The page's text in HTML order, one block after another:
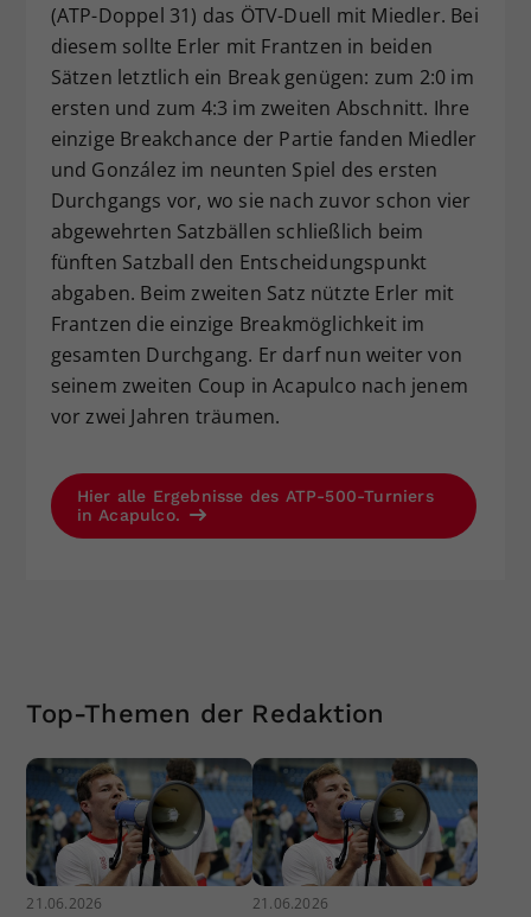
(ATP-Doppel 31) das ÖTV-Duell mit Miedler. Bei
diesem sollte Erler mit Frantzen in beiden
Sätzen letztlich ein Break genügen: zum 2:0 im
ersten und zum 4:3 im zweiten Abschnitt. Ihre
einzige Breakchance der Partie fanden Miedler
und González im neunten Spiel des ersten
Durchgangs vor, wo sie nach zuvor schon vier
abgewehrten Satzbällen schließlich beim
fünften Satzball den Entscheidungspunkt
abgaben. Beim zweiten Satz nützte Erler mit
Frantzen die einzige Breakmöglichkeit im
gesamten Durchgang. Er darf nun weiter von
seinem zweiten Coup in Acapulco nach jenem
vor zwei Jahren träumen.
Hier alle Ergebnisse des ATP-500-Turniers
in Acapulco.
Top-Themen der Redaktion
21.06.2026 21.06.2026